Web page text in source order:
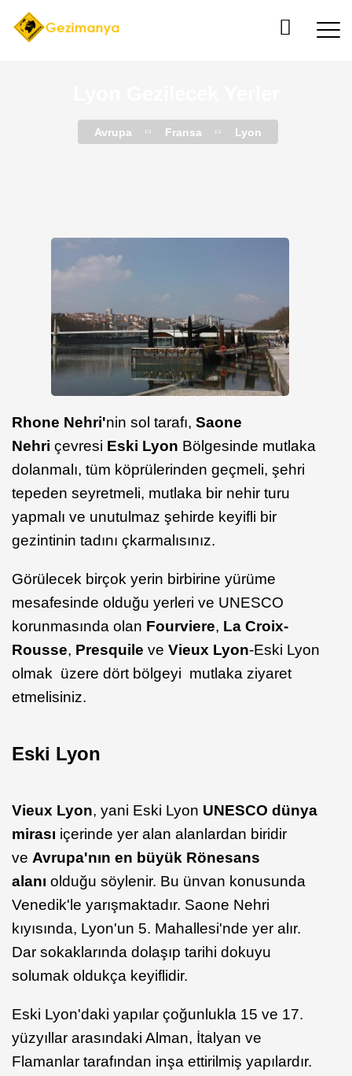
Avrupa Fransa Lyon
Rhone Nehri'nin sol tarafı, Saone
Nehri çevresi Eski Lyon Bölgesinde mutlaka
dolanmalı, tüm köprülerinden geçmeli, şehri
tepeden seyretmeli, mutlaka bir nehir turu
yapmalı ve unutulmaz şehirde keyifli bir
gezintinin tadını çkarmalısınız.
Görülecek birçok yerin birbirine yürüme
mesafesinde olduğu yerleri ve UNESCO
korunmasında olan Fourviere, La Croix-
Rousse, Presquile ve Vieux Lyon-Eski Lyon
olmak üzere dört bölgeyi mutlaka ziyaret
etmelisiniz.
Eski Lyon
Vieux Lyon, yani Eski Lyon UNESCO dünya
mirası içerinde yer alan alanlardan biridir
ve Avrupa'nın en büyük Rönesans
alanı olduğu söylenir. Bu ünvan konusunda
Venedik'le yarışmaktadır. Saone Nehri
kıyısında, Lyon'un 5. Mahallesi'nde yer alır.
Dar sokaklarında dolaşıp tarihi dokuyu
solumak oldukça keyiflidir.
Eski Lyon'daki yapılar çoğunlukla 15 ve 17.
yüzyıllar arasındaki Alman, İtalyan ve
Flamanlar tarafından inşa ettirilmiş yapılardır.